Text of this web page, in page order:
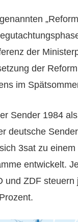
der
der
im
Sender 1984
deutsche
3sat zu
entwickelt.
und ZDF